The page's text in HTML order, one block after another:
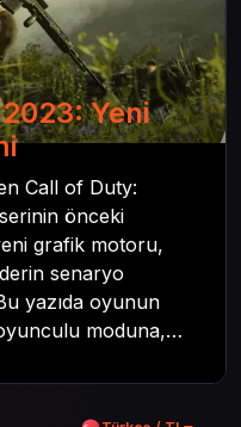
Yeni
Call of Duty:
önceki
grafik motoru,
senaryo
yazıda oyunun
moduna,
Tüm
evreninin